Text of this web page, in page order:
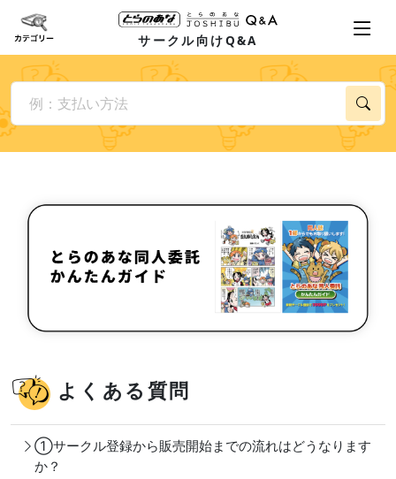
サークル向けQ&A
よくある質問
①サークル登録から販売開始までの流れはどうなります
か？